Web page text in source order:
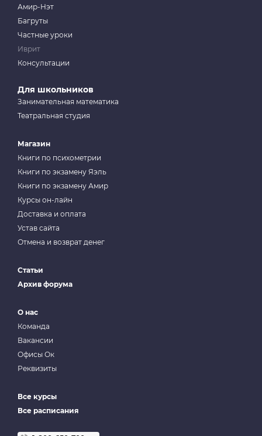
Амир-Нэт
Багруты
Частные уроки
Иврит
Консультации
Для школьников
Занимательная математика
Театральная студия
Магазин
Книги по психометрии
Книги по экзамену Яэль
Книги по экзамену Амир
Курсы он-лайн
Доставка и оплата
Устав сайта
Отмена и возврат денег
Статьи
Архив форума
О нас
Команда
Вакансии
Офисы Ок
Реквизиты
Все курсы
Все расписания